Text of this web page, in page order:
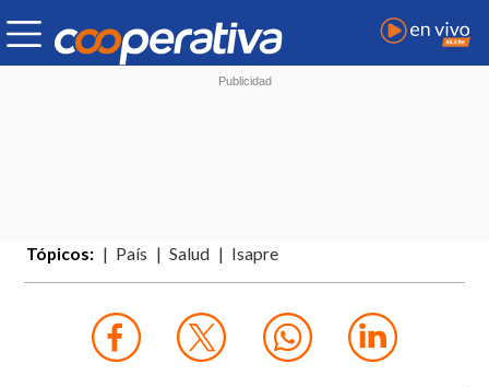
Tópicos: País Salud Isapre